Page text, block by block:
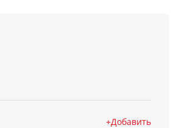
Добавить